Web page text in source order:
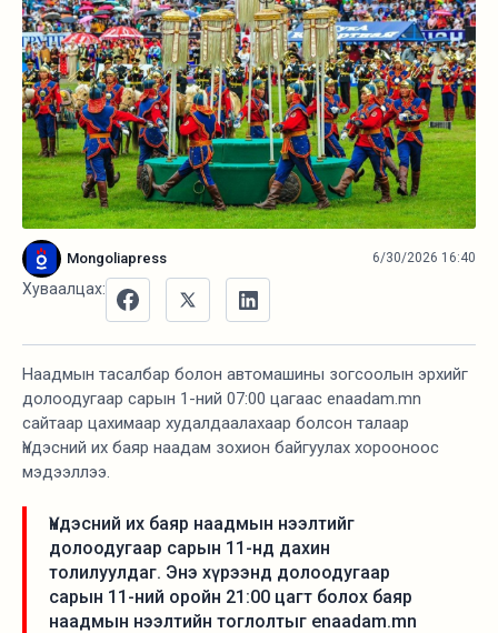
Mongoliapress 6/30/2026 16:40
Хуваалцах:
Наадмын тасалбар болон автомашины зогсоолын эрхийг
долоодугаар сарын 1-ний 07:00 цагаас enaadam.mn
сайтаар цахимаар худалдаалахаар болсон талаар
Үндэсний их баяр наадам зохион байгуулах хорооноос
мэдээллээ.
Үндэсний их баяр наадмын нээлтийг
долоодугаар сарын 11-нд дахин
толилуулдаг. Энэ хүрээнд долоодугаар
сарын 11-ний оройн 21:00 цагт болох баяр
наадмын нээлтийн тоглолтыг enaadam.mn